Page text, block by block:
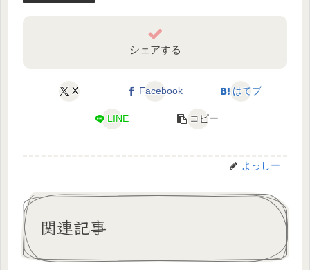
シェアする
X Facebook はてブ
LINE コピー
よっしー
関連記事